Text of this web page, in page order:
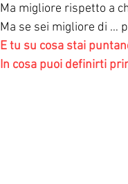
Ma migliore rispetto a
Ma se sei migliore di …
E tu su cosa stai
In cosa puoi definirti